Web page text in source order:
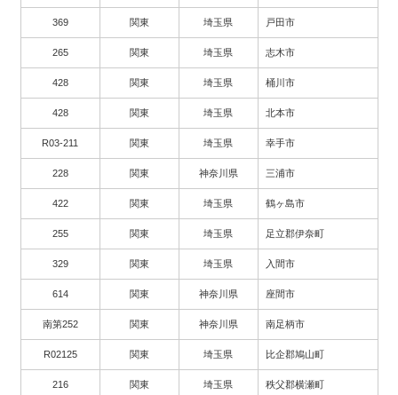
369 関東 埼玉県 戸田市
265 関東 埼玉県 志木市
428 関東 埼玉県 桶川市
428 関東 埼玉県 北本市
R03-211 関東 埼玉県 幸手市
228 関東 神奈川県 三浦市
422 関東 埼玉県 鶴ヶ島市
255 関東 埼玉県 足立郡伊奈町
329 関東 埼玉県 入間市
614 関東 神奈川県 座間市
南第252 関東 神奈川県 南足柄市
R02125 関東 埼玉県 比企郡鳩山町
216 関東 埼玉県 秩父郡横瀬町